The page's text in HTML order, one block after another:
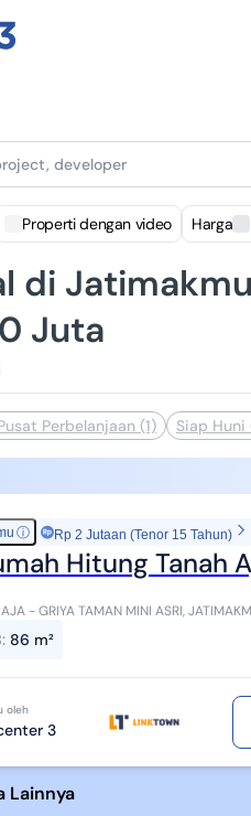
developer
Properti dengan video Harga
di
Juta
Perbelanjaan (1) Siap Huni
ⓘ Rp 2 Jutaan (Tenor 15 Tahun)
Hitung Tanah
MINI ASRI, JATIMAKMUR ✨ - LT 83 m² (±14 x 6 m) -
M...
: 86 m²
oleh
3
Lainnya